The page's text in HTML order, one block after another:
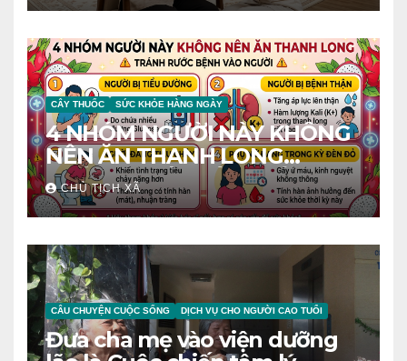
CÂY THUỐC SỨC KHỎE HÀNG NGÀY
4 NHÓM NGƯỜI NÀY KHÔNG
NÊN ĂN THANH LONG
TRÁNH RƯỚC BỆNH VÀO
NGƯỜI
CHỦ TỊCH XÃ
CÂU CHUYỆN CUỘC SỐNG DỊCH VỤ CHO NGƯỜI CAO TUỔI
Đưa cha mẹ vào viện dưỡng